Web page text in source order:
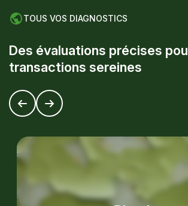
TOUS VOS DIAGNOSTICS
Des évaluations précises pou
transactions sereines